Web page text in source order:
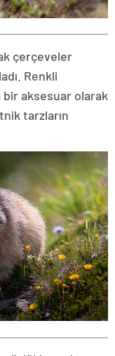
çerçeveler
Renkli
aksesuar olarak
tarzların